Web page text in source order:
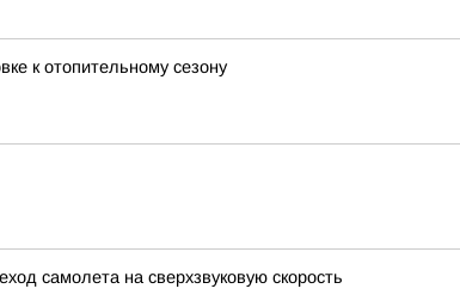
к отопительному сезону
самолета на сверхзвуковую скорость